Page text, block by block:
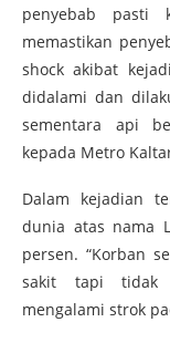
penyebab pasti
memastikan
shock akibat
didalami dan
sementara api
kepada Metro
Dalam kejadian
dunia atas nama
persen. “Korban
sakit tapi tidak
mengalami strok